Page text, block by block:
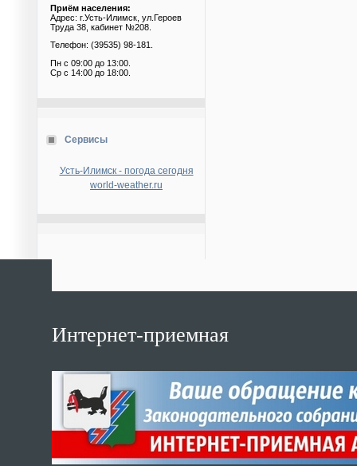
Приём населения:
Адрес: г.Усть-Илимск, ул.Героев
Труда 38, кабинет №208.
Телефон: (39535) 98-181.
Пн с 09:00 до 13:00.
Ср с 14:00 до 18:00.
Сервисы
Усть-Илимск - погода сегодня
world-weather.ru
Интернет-приемная